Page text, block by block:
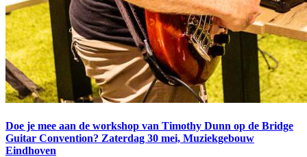
Doe je mee aan de workshop van Timothy Dunn op de Bridge
Guitar Convention? Zaterdag 30 mei, Muziekgebouw
Eindhoven